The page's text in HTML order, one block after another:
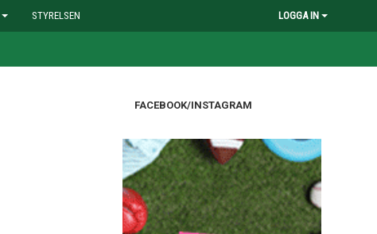
STYRELSEN LOGGA IN
FACEBOOK/INSTAGRAM